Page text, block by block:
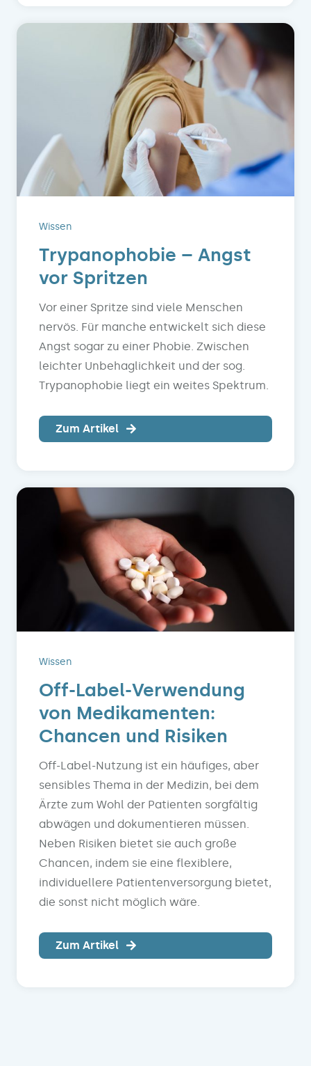
Wissen
Trypanophobie – Angst
vor Spritzen
Vor einer Spritze sind viele Menschen
nervös. Für manche entwickelt sich diese
Angst sogar zu einer Phobie. Zwischen
leichter Unbehaglichkeit und der sog.
Trypanophobie liegt ein weites Spektrum.
Zum Artikel
Wissen
Off-Label-Verwendung
von Medikamenten:
Chancen und Risiken
Off-Label-Nutzung ist ein häufiges, aber
sensibles Thema in der Medizin, bei dem
Ärzte zum Wohl der Patienten sorgfältig
abwägen und dokumentieren müssen.
Neben Risiken bietet sie auch große
Chancen, indem sie eine flexiblere,
individuellere Patientenversorgung bietet,
die sonst nicht möglich wäre.
Zum Artikel